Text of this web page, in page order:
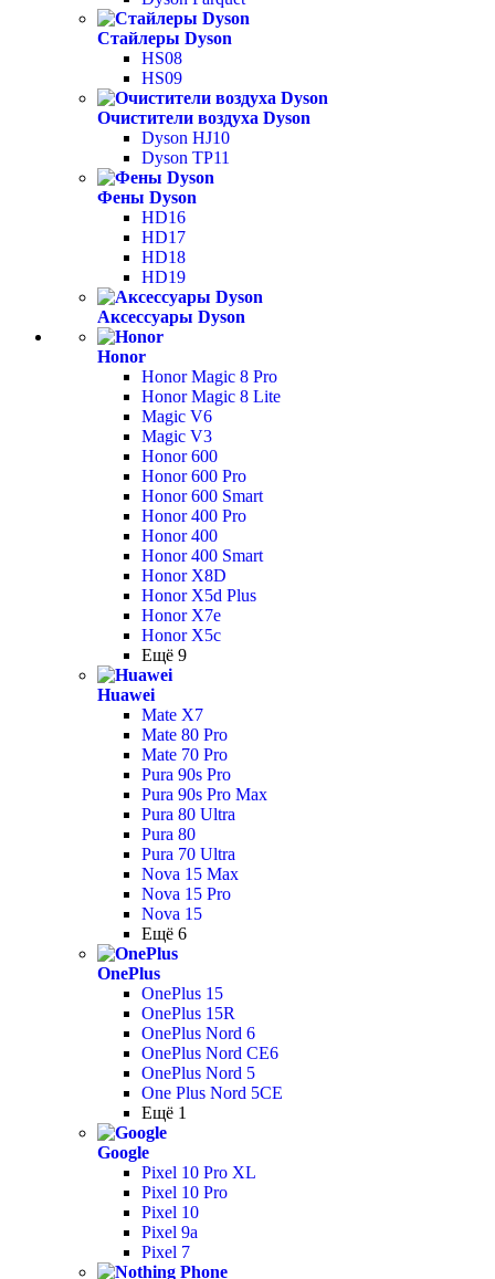
Стайлеры Dyson
HS08
HS09
Очистители воздуха Dyson
Dyson HJ10
Dyson TP11
Фены Dyson
HD16
HD17
HD18
HD19
Аксессуары Dyson
Honor
Honor Magic 8 Pro
Honor Magic 8 Lite
Magic V6
Magic V3
Honor 600
Honor 600 Pro
Honor 600 Smart
Honor 400 Pro
Honor 400
Honor 400 Smart
Honor X8D
Honor X5d Plus
Honor X7e
Honor X5c
Ещё 9
Huawei
Mate X7
Mate 80 Pro
Mate 70 Pro
Pura 90s Pro
Pura 90s Pro Max
Pura 80 Ultra
Pura 80
Pura 70 Ultra
Nova 15 Max
Nova 15 Pro
Nova 15
Ещё 6
OnePlus
OnePlus 15
OnePlus 15R
OnePlus Nord 6
OnePlus Nord CE6
OnePlus Nord 5
One Plus Nord 5CE
Ещё 1
Google
Pixel 10 Pro XL
Pixel 10 Pro
Pixel 10
Pixel 9a
Pixel 7